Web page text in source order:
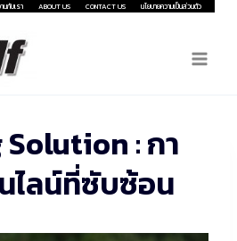
นกับเรา ABOUT US CONTACT US นโยบายความเป็นส่วนตัว
: กา
ลน์ที่ซับซ้อน